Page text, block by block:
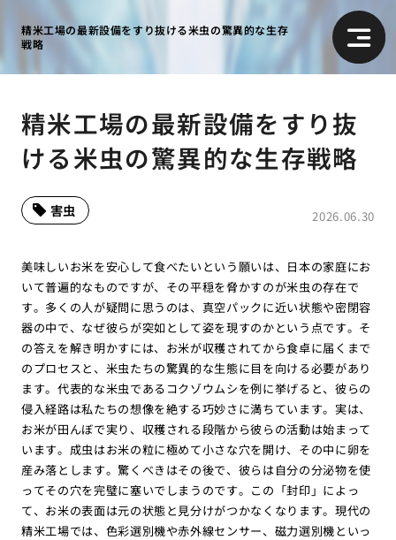
精米工場の最新設備をすり抜ける米虫の驚異的な生存
戦略
精米工場の最新設備をすり抜
ける米虫の驚異的な生存戦略
2026.06.30
害虫
美味しいお米を安心して食べたいという願いは、日本の家庭にお
いて普遍的なものですが、その平穏を脅かすのが米虫の存在で
す。多くの人が疑問に思うのは、真空パックに近い状態や密閉容
器の中で、なぜ彼らが突如として姿を現すのかという点です。そ
の答えを解き明かすには、お米が収穫されてから食卓に届くまで
のプロセスと、米虫たちの驚異的な生態に目を向ける必要があり
ます。代表的な米虫であるコクゾウムシを例に挙げると、彼らの
侵入経路は私たちの想像を絶する巧妙さに満ちています。実は、
お米が田んぼで実り、収穫される段階から彼らの活動は始まって
います。成虫はお米の粒に極めて小さな穴を開け、その中に卵を
産み落とします。驚くべきはその後で、彼らは自分の分泌物を使
ってその穴を完璧に塞いでしまうのです。この「封印」によっ
て、お米の表面は元の状態と見分けがつかなくなります。現代の
精米工場では、色彩選別機や赤外線センサー、磁力選別機といっ